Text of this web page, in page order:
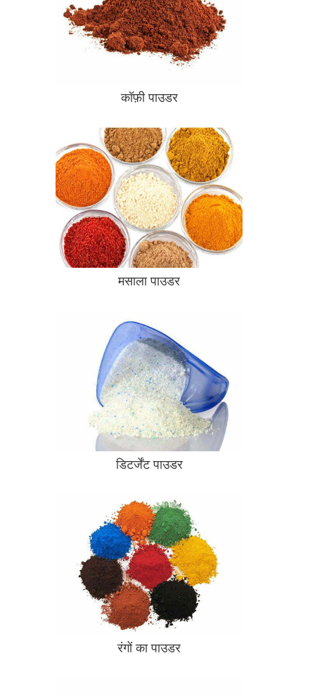
कॉफ़ी पाउडर
मसाला पाउडर
डिटर्जेंट पाउडर
रंगों का पाउडर